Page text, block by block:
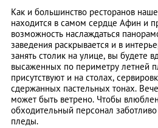
Как и большинство ресторанов
находится в самом сердце Афин и
возможность наслаждаться
заведения раскрывается и в
занять столик на улице, вы будете
высаженных по периметру летней
присутствуют и на столах,
сдержанных пастельных тонах.
может быть ветрено. Чтобы
обходительный персонал
пледы.